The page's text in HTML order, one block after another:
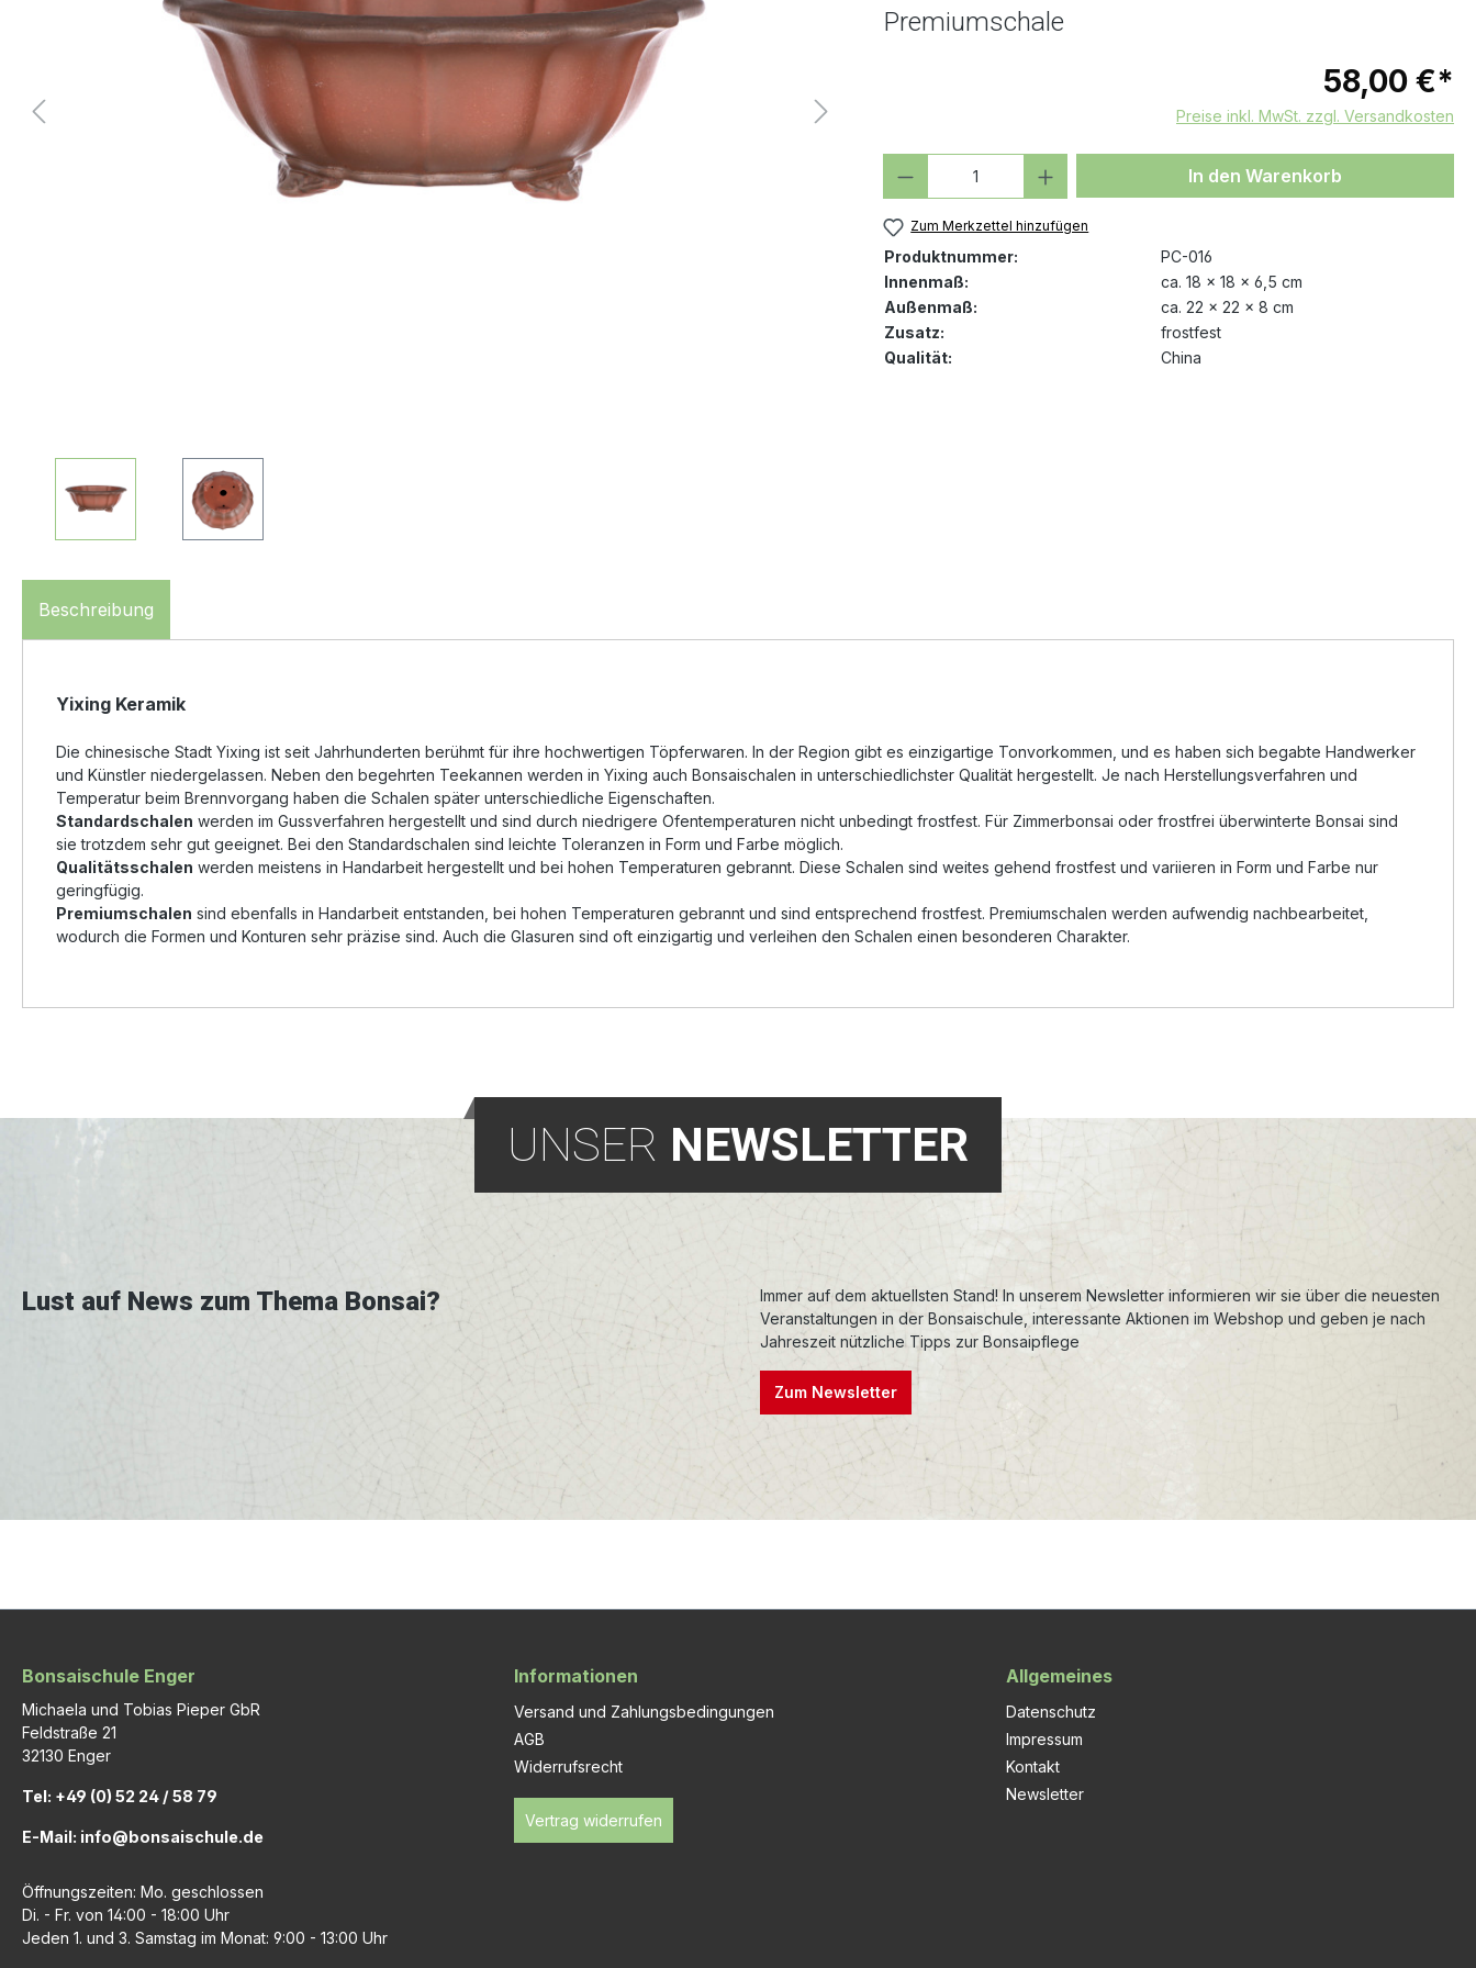
Premiumschale
58,00 €*
Preise inkl. MwSt. zzgl. Versandkosten
Produkt Anzahl: Gib den gewünschten Wert
In den Warenkorb
Zum Merkzettel hinzufügen
Produktnummer:
PC-016
Innenmaß:
ca. 18 x 18 x 6,5 cm
Außenmaß:
ca. 22 x 22 x 8 cm
Zusatz:
frostfest
Qualität:
China
Beschreibung
Yixing Keramik
Die chinesische Stadt Yixing ist seit Jahrhunderten berühmt für ihre hochwertigen Töpferwaren. In der Region gibt es einzigartige Tonvorkommen, und es haben sich begabte Handwerker
und Künstler niedergelassen. Neben den begehrten Teekannen werden in Yixing auch Bonsaischalen in unterschiedlichster Qualität hergestellt. Je nach Herstellungsverfahren und
Temperatur beim Brennvorgang haben die Schalen später unterschiedliche Eigenschaften.
Standardschalen werden im Gussverfahren hergestellt und sind durch niedrigere Ofentemperaturen nicht unbedingt frostfest. Für Zimmerbonsai oder frostfrei überwinterte Bonsai sind
sie trotzdem sehr gut geeignet. Bei den Standardschalen sind leichte Toleranzen in Form und Farbe möglich.
Qualitätsschalen werden meistens in Handarbeit hergestellt und bei hohen Temperaturen gebrannt. Diese Schalen sind weites gehend frostfest und variieren in Form und Farbe nur
geringfügig.
Premiumschalen sind ebenfalls in Handarbeit entstanden, bei hohen Temperaturen gebrannt und sind entsprechend frostfest. Premiumschalen werden aufwendig nachbearbeitet,
wodurch die Formen und Konturen sehr präzise sind. Auch die Glasuren sind oft einzigartig und verleihen den Schalen einen besonderen Charakter.
UNSER NEWSLETTER
Lust auf News zum Thema Bonsai?
Immer auf dem aktuellsten Stand! In unserem Newsletter informieren wir sie über die neuesten
Veranstaltungen in der Bonsaischule, interessante Aktionen im Webshop und geben je nach
Jahreszeit nützliche Tipps zur Bonsaipflege
Zum Newsletter
Bonsaischule Enger
Michaela und Tobias Pieper GbR
Feldstraße 21
32130 Enger
Tel: +49 (0) 52 24 / 58 79
E-Mail: info@bonsaischule.de
Öffnungszeiten: Mo. geschlossen
Di. - Fr. von 14:00 - 18:00 Uhr
Jeden 1. und 3. Samstag im Monat: 9:00 - 13:00 Uhr
Informationen
Versand und Zahlungsbedingungen
AGB
Widerrufsrecht
Vertrag widerrufen
Allgemeines
Datenschutz
Impressum
Kontakt
Newsletter